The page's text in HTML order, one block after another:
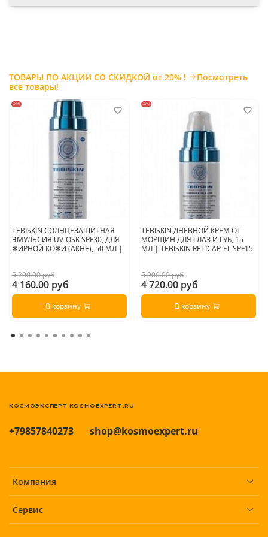
сапонинов и базаминостерола, аминокислот, кверцетина и
Применение:
На очищенную кожу вместо тоника нанести
тающую пенкуISOV 3D & Collagen Snow Solution(достаточно
одного нажатия на помпу). Равномерно распределить по лицу,
дать впитаться несколько секунд и сверху нанести крем или
любое другое ухаживающее активное средство.
Страна производитель:
ТОВАРЫ ПО АКЦИИ СО СКИДКОЙ от 20% !
Посмотреть
все товары!
-20%
TEBISKIN СОЛНЦЕЗАЩИТНАЯ
ЭМУЛЬСИЯ UV-OSK SPF30, ДЛЯ
ЖИРНОЙ КОЖИ (АКНЕ), 50 МЛ |
5 200.00 руб
4 160.00 руб
В корзину
-20%
TEBISKIN ДНЕВНОЙ КРЕМ ОТ
МОРЩИН ДЛЯ ГЛАЗ И ГУБ, 15
МЛ | TEBISKIN RETICAP-EL SPF15
5 900.00 руб
4 720.00 руб
В корзину
Компания
Сервис
+79857840273 shop@kosmoexpert.ru
КОСМОЭКСПЕРТ KOSMOEXPERT.RU